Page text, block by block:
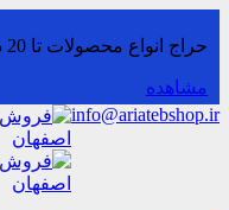
حراج انواع محصولات تا 20 درصد تخفیف
مشاهده
info@ariatebshop.ir